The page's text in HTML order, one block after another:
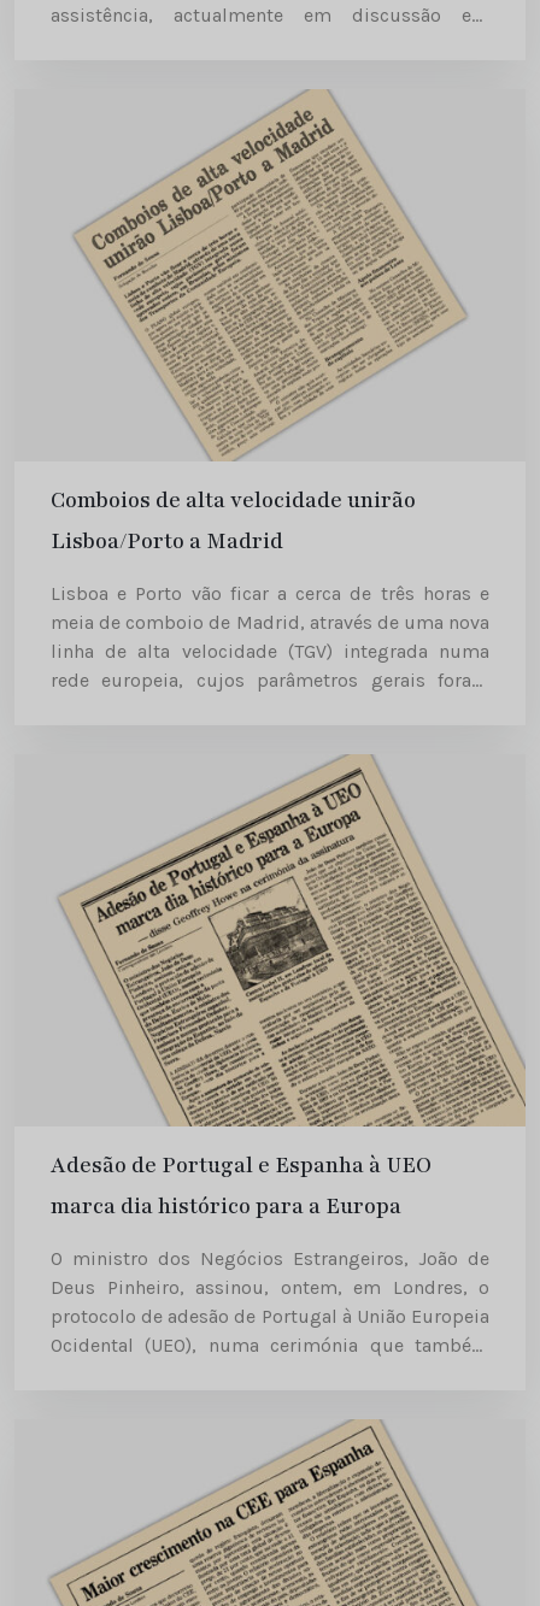
assistência, actualmente em discussão em
Comboios de alta velocidade unirão
Lisboa/Porto a Madrid
Lisboa e Porto vão ficar a cerca de três horas e
meia de comboio de Madrid, através de uma nova
linha de alta velocidade (TGV) integrada numa
rede europeia, cujos parâmetros gerais foram
Adesão de Portugal e Espanha à UEO
marca dia histórico para a Europa
O ministro dos Negócios Estrangeiros, João de
Deus Pinheiro, assinou, ontem, em Londres, o
protocolo de adesão de Portugal à União Europeia
Ocidental (UEO), numa cerimónia que também